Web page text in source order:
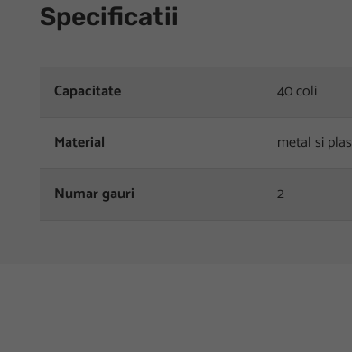
Specificatii
Capacitate 40 coli
Material metal si
Numar gauri 2